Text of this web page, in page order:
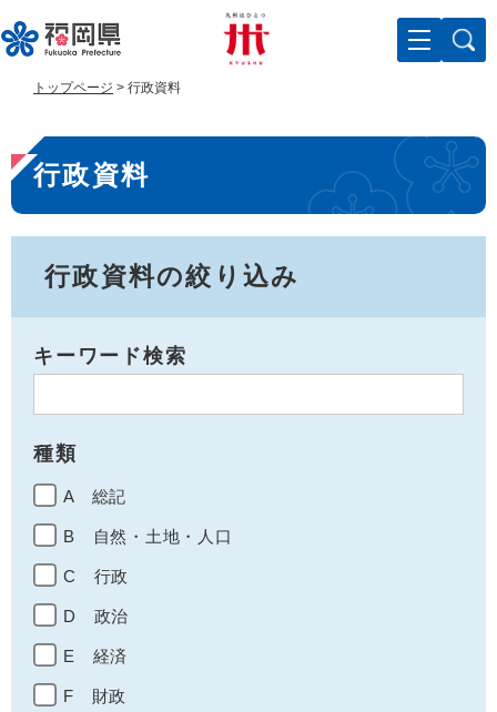
ー
ジ
で
す
ニ
ュ
ば
し
トップページ > 行政資料
本
文
行政資料
行政資料の絞り込み
キーワード検索
種類
A 総記
B 自然・土地・人口
C 行政
D 政治
E 経済
F 財政